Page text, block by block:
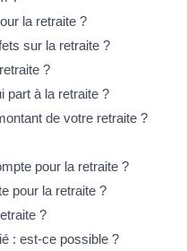
la retraite ?
sur la retraite ?
?
part à la retraite ?
de votre retraite ?
pour la retraite ?
pour la retraite ?
?
: est-ce possible ?